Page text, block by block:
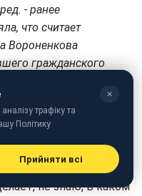
ред. - ранее
что считает
Вороненкова
гражданского
с детьми?
разрешает
не знаю, в каком
✕
трафіку та
Політику
Прийняти всі